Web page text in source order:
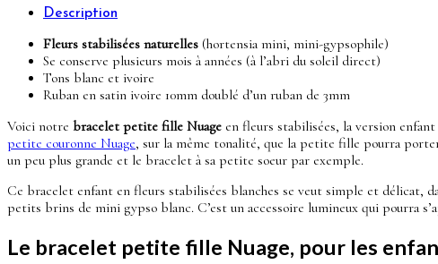
Description
Fleurs stabilisées naturelles (hortensia mini, mini-gypsophile)
Se conserve plusieurs mois à années (à l’abri du soleil direct)
Tons blanc et ivoire
Ruban en satin ivoire 10mm doublé d’un ruban de 3mm
Voici notre bracelet petite fille Nuage en fleurs stabilisées, la version
petite couronne Nuage, sur la même tonalité, que la petite fille pourra
un peu plus grande et le bracelet à sa petite soeur par exemple.
Ce bracelet enfant en fleurs stabilisées blanches se veut simple et délicat,
petits brins de mini gypso blanc. C’est un accessoire lumineux qui pourra
Le bracelet petite fille Nuage, pour les